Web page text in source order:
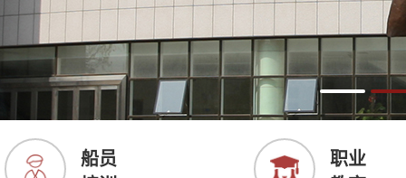
船员
职业